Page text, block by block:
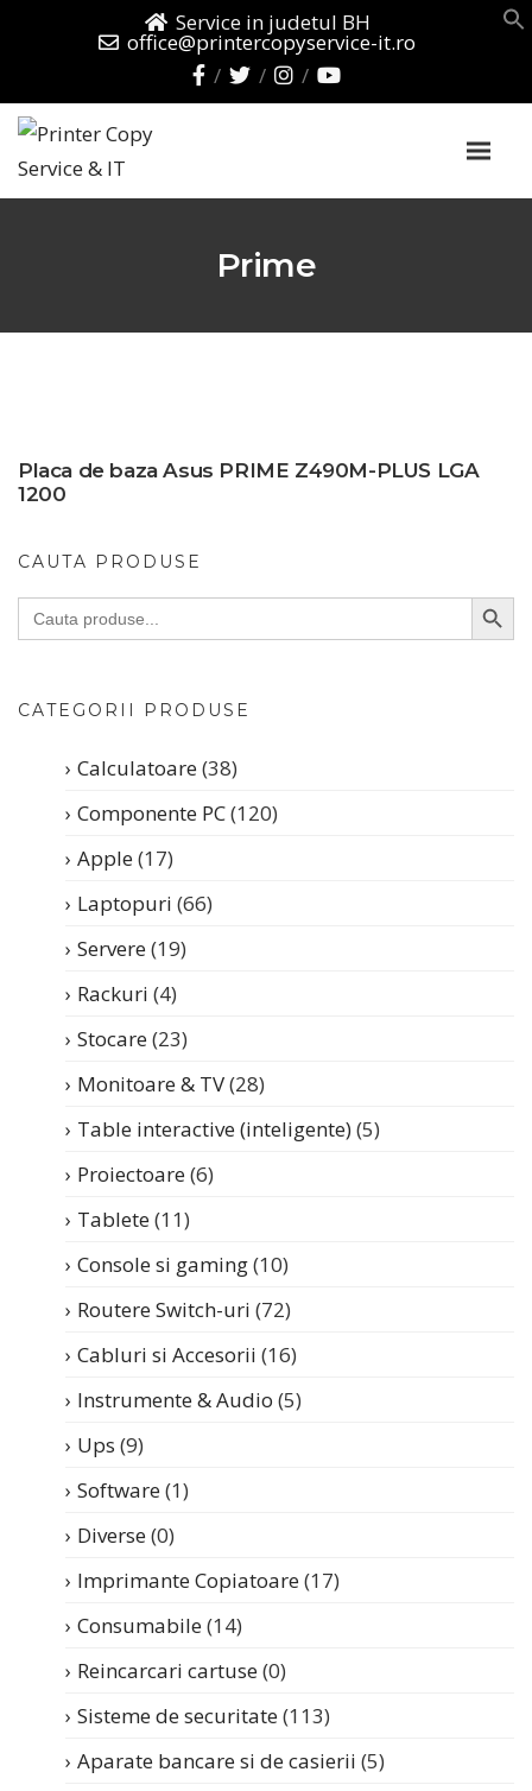
Service in judetul BH
office@printercopyservice-it.ro
Prime
Placa de baza Asus PRIME Z490M-PLUS LGA
1200
CAUTA PRODUSE
Search
for:
CATEGORII PRODUSE
Calculatoare (38)
Componente PC(120)
Apple (17)
Laptopuri (66)
Servere (19)
Rackuri (4)
Stocare (23)
Monitoare & TV(28)
Table interactive (inteligente)(5)
Proiectoare (6)
Tablete (11)
Console si gaming(10)
Routere Switch-uri (72)
Cabluri si Accesorii (16)
Instrumente & Audio (5)
Ups (9)
Software (1)
Diverse (0)
Imprimante Copiatoare (17)
Consumabile (14)
Reincarcari cartuse (0)
Sisteme de securitate (113)
Aparate bancare si de casierii (5)